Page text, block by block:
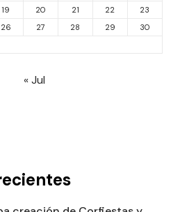
19 20 21 22
23
26 27 28 29
30
« Jul